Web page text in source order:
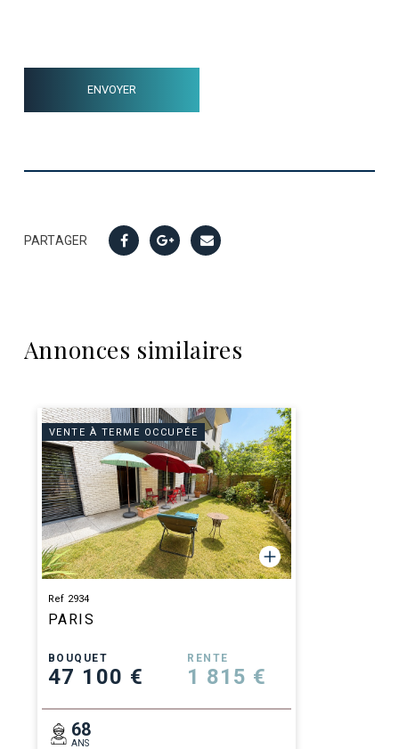
PARTAGER
Annonces similaires
VENTE À TERME OCCUPÉE
Ref 2934
PARIS
BOUQUET
47 100 €
RENTE
1 815 €
68
ANS